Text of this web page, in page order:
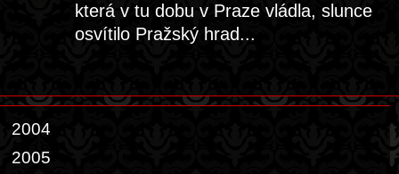
která v tu dobu v Praze vládla, slunce
osvítilo Pražský hrad...
2004
2005